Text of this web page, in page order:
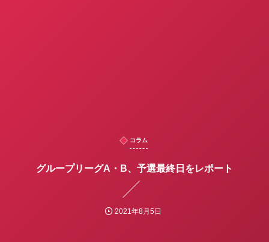
コラム
グループリーグA・B、予選最終日をレポート
2021年8月5日